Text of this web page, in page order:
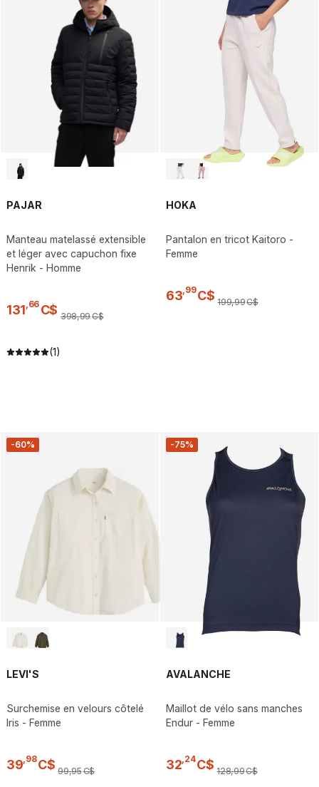
PAJAR
Manteau matelassé extensible
et léger avec capuchon fixe
Henrik - Homme
131 66 C$ 398,99C$
(1)
HOKA
Pantalon en tricot Kaitoro -
Femme
63 99C$ 199,99C$
-60%
LEVI'S
Surchemise en velours côtelé
Iris - Femme
39,98C$ 99,95C$
-75%
AVALANCHE
Maillot de vélo sans manches
Endur - Femme
32,24C$ 128,99C$